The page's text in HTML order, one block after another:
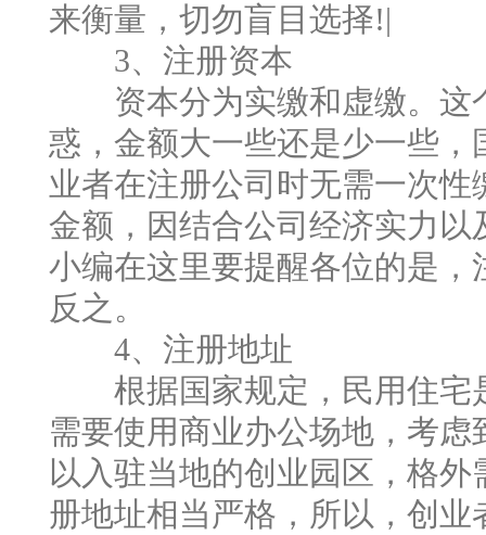
来衡量，切勿盲目选择!|
3、注册资本
资本分为实缴和虚缴。这
惑，金额大一些还是少一些
业者在注册公司时无需一次
金额，因结合公司经济实力
小编在这里要提醒各位的是
反之。
4、注册地址
根据国家规定，民用住宅
需要使用商业办公场地，考
以入驻当地的创业园区，格
册地址相当严格，所以，创业